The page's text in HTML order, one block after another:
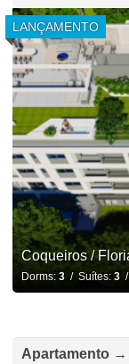
LANÇAMENTO
Coqueiros /
Dorms: 3/ Suítes: 3/
Apartamento →